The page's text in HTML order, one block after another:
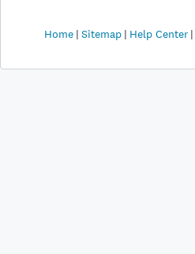
Home Sitemap Help Center